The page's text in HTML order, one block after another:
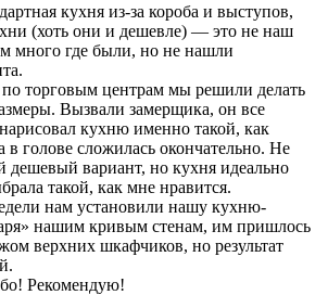
кухня из-за короба и выступов,
(хоть они и дешевле) — это не наш
много где были, но не нашли
торговым центрам мы решили делать
Вызвали замерщика, он все
кухню именно такой, как
в голове сложилась окончательно. Не
дешевый вариант, но кухня идеально
такой, как мне нравится.
нам установили нашу кухню-
нашим кривым стенам, им пришлось
верхних шкафчиков, но результат
Рекомендую!